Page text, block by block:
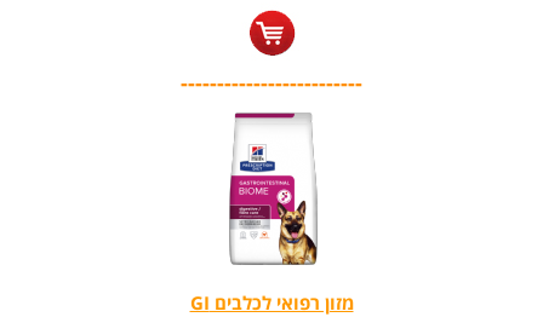
-------------------------
מזון רפואי לכלבים GI